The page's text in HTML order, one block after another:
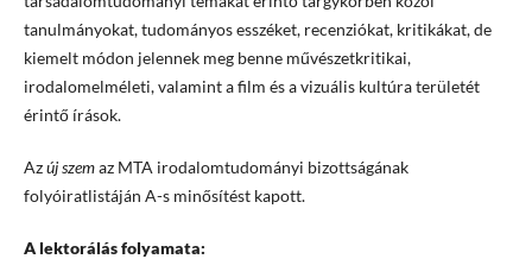
tanulmányokat, tudományos esszéket, recenziókat, kritikákat, de
kiemelt módon jelennek meg benne művészetkritikai,
irodalomelméleti, valamint a film és a vizuális kultúra területét
érintő írások.
Azúj szemaz MTA irodalomtudományi bizottságának
folyóiratlistáján A-s minősítést kapott.
A lektorálás folyamata: